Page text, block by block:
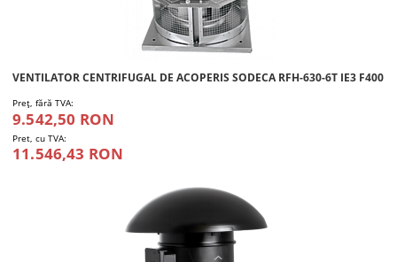
VENTILATOR CENTRIFUGAL DE ACOPERIS SODECA RFH-630-6T IE3 F400
Preţ, fără TVA:
9.542,50 RON
Pret, cu TVA:
11.546,43 RON